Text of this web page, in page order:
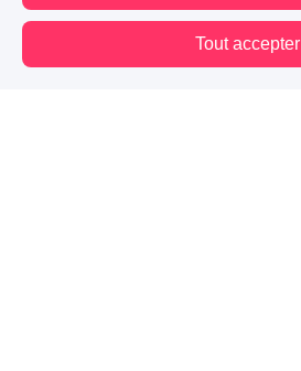
Tout accepter